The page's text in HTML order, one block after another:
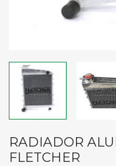
RADIADOR
FLETCHER